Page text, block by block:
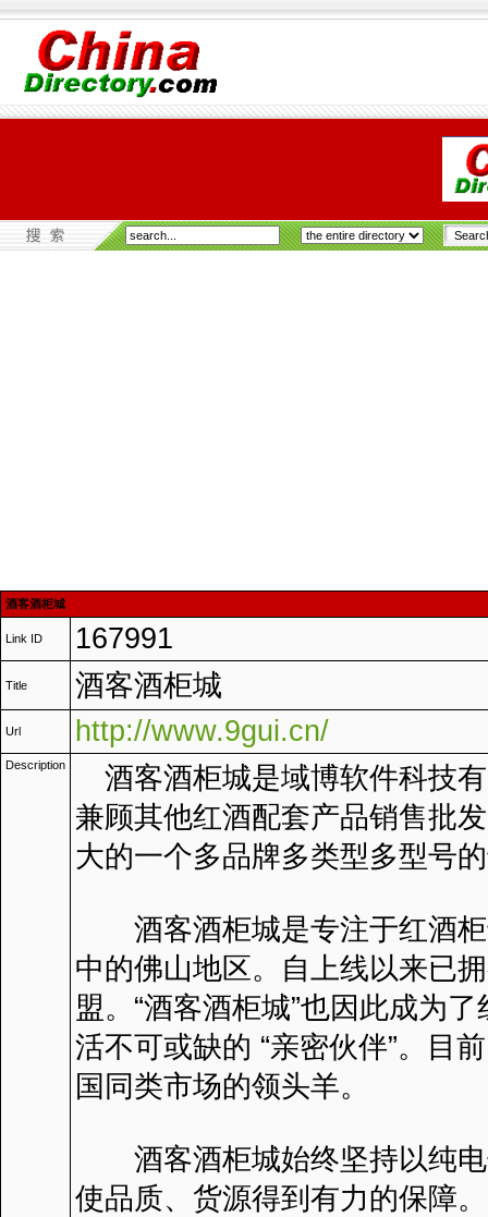
酒客酒柜城
Link ID 167991
Title 酒客酒柜城
Url http://www.9gui.cn/
Description
酒客酒柜城是域博软件科技
兼顾其他红酒配套产品销售批
大的一个多品牌多类型多型号
酒客酒柜城是专注于红酒柜
中的佛山地区。自上线以来已
盟。“酒客酒柜城”也因此成为
活不可或缺的 “亲密伙伴”。目
国同类市场的领头羊。
酒客酒柜城始终坚持以纯电
使品质、货源得到有力的保障